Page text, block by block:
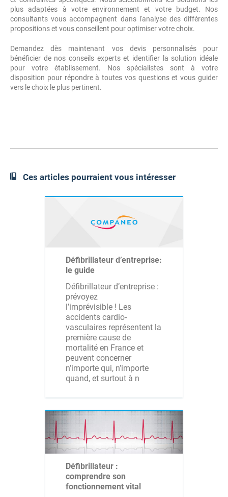
plus adaptées à votre environnement et votre budget. Nos
consultants vous accompagnent dans l'analyse des différentes
propositions et vous conseillent pour optimiser votre choix.
Demandez dès maintenant vos devis personnalisés pour
bénéficier de nos conseils experts et identifier la solution idéale
pour votre établissement. Nos spécialistes sont à votre
disposition pour répondre à toutes vos questions et vous guider
vers le choix le plus pertinent.
Ces articles pourraient vous intéresser
Défibrillateur d’entreprise:
le guide
Défibrillateur d’entreprise :
prévoyez
l’imprévisible ! Les
accidents cardio-
vasculaires représentent la
première cause de
mortalité en France et
peuvent concerner
n’importe qui, n’importe
quand, et surtout à n
Défibrillateur :
comprendre son
fonctionnement vital